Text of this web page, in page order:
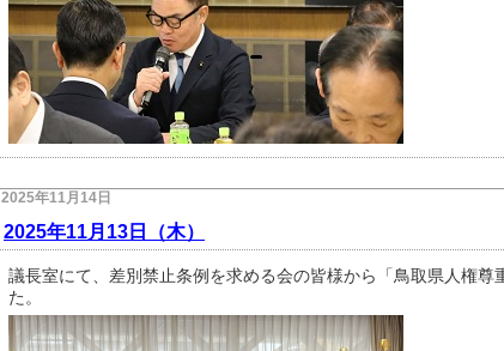
2025年11月14日
2025年11月13日（木）
議長室にて、差別禁止条例を求める会の皆様から「鳥取県人権
た。